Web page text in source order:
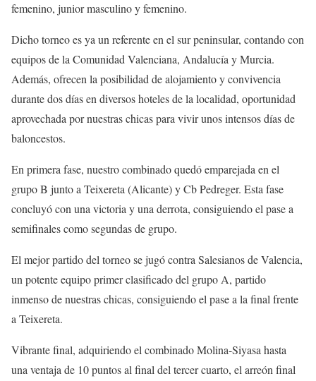
femenino, junior masculino y femenino.
Dicho torneo es ya un referente en el sur peninsular, contando con
equipos de la Comunidad Valenciana, Andalucía y Murcia.
Además, ofrecen la posibilidad de alojamiento y convivencia
durante dos días en diversos hoteles de la localidad, oportunidad
aprovechada por nuestras chicas para vivir unos intensos días de
baloncestos.
En primera fase, nuestro combinado quedó emparejada en el
grupo B junto a Teixereta (Alicante) y Cb Pedreger. Esta fase
concluyó con una victoria y una derrota, consiguiendo el pase a
semifinales como segundas de grupo.
El mejor partido del torneo se jugó contra Salesianos de Valencia,
un potente equipo primer clasificado del grupo A, partido
inmenso de nuestras chicas, consiguiendo el pase a la final frente
a Teixereta.
Vibrante final, adquiriendo el combinado Molina-Siyasa hasta
una ventaja de 10 puntos al final del tercer cuarto, el arreón final